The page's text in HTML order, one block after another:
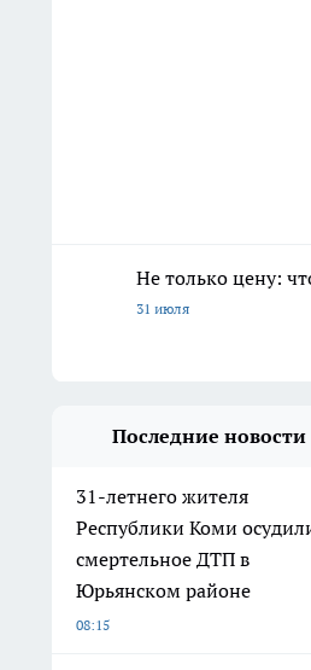
Не только цену:
31 июля
Последние новости
31-летнего жителя
Республики Коми
смертельное ДТП в
Юрьянском районе
08:15